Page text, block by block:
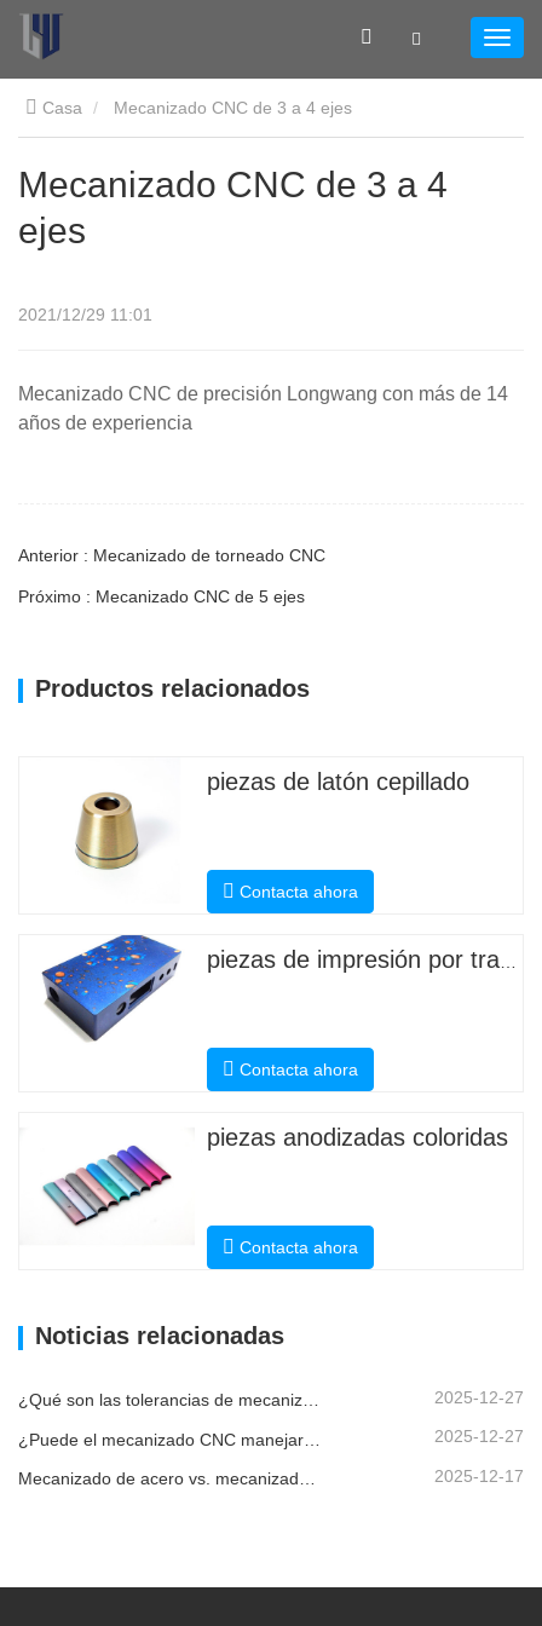
Casa Mecanizado CNC de 3 a 4 ejes
Mecanizado CNC de 3 a 4
ejes
2021/12/29 11:01
Mecanizado CNC de precisión Longwang con más de 14
años de experiencia
Anterior : Mecanizado de torneado CNC
Próximo : Mecanizado CNC de 5 ejes
Productos relacionados
piezas de latón cepillado
Contacta ahora
Contacta ahora
piezas anodizadas coloridas
Contacta ahora
Noticias relacionadas
¿Qué son las tolerancias de mecanizado CNC y por qué son importantes? 2025-12-27
2025-12-27
2025-12-17